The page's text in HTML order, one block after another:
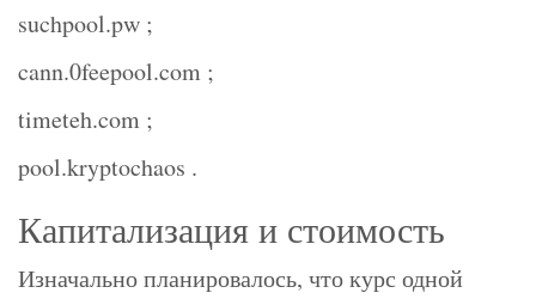
suchpool.pw ;
cann.0feepool.com ;
timeteh.com ;
pool.kryptochaos .
Капитализация и стоимость
Изначально планировалось, что курс одной